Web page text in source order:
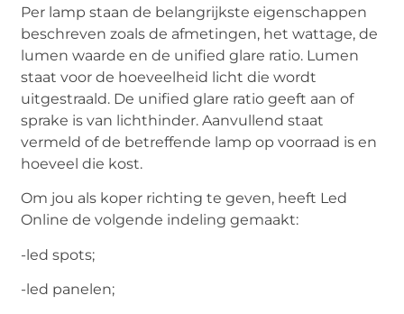
Per lamp staan de belangrijkste eigenschappen
beschreven zoals de afmetingen, het wattage, de
lumen waarde en de unified glare ratio. Lumen
staat voor de hoeveelheid licht die wordt
uitgestraald. De unified glare ratio geeft aan of
sprake is van lichthinder. Aanvullend staat
vermeld of de betreffende lamp op voorraad is en
hoeveel die kost.
Om jou als koper richting te geven, heeft Led
Online de volgende indeling gemaakt:
-led spots;
-led panelen;